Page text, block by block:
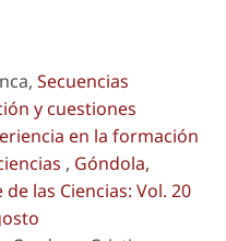
Secuencias
y cuestiones
en la formación
, Góndola,
las Ciencias: Vol. 20